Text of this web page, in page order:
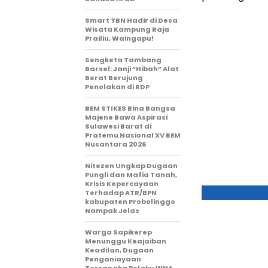
Smart TBN Hadir di Desa
Wisata Kampung Raja
Prailiu, Waingapu!
Sengketa Tambang
Barsel: Janji “Hibah” Alat
Berat Berujung
Penolakan di RDP
BEM STIKES Bina Bangsa
Majene Bawa Aspirasi
Sulawesi Barat di
Pratemu Nasional XV BEM
Nusantara 2026
Nitezen Ungkap Dugaan
Pungli dan Mafia Tanah,
Krisis Kepercayaan
Terhadap ATR/BPN
kabupaten Probolinggo
Nampak Jelas
Warga Sapikerep
Menunggu Keajaiban
Keadilan, Dugaan
Penganiayaan